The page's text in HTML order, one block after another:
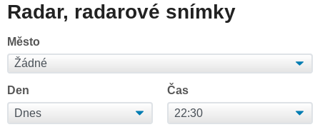
Radar, radarové snímky
Město
Den Čas